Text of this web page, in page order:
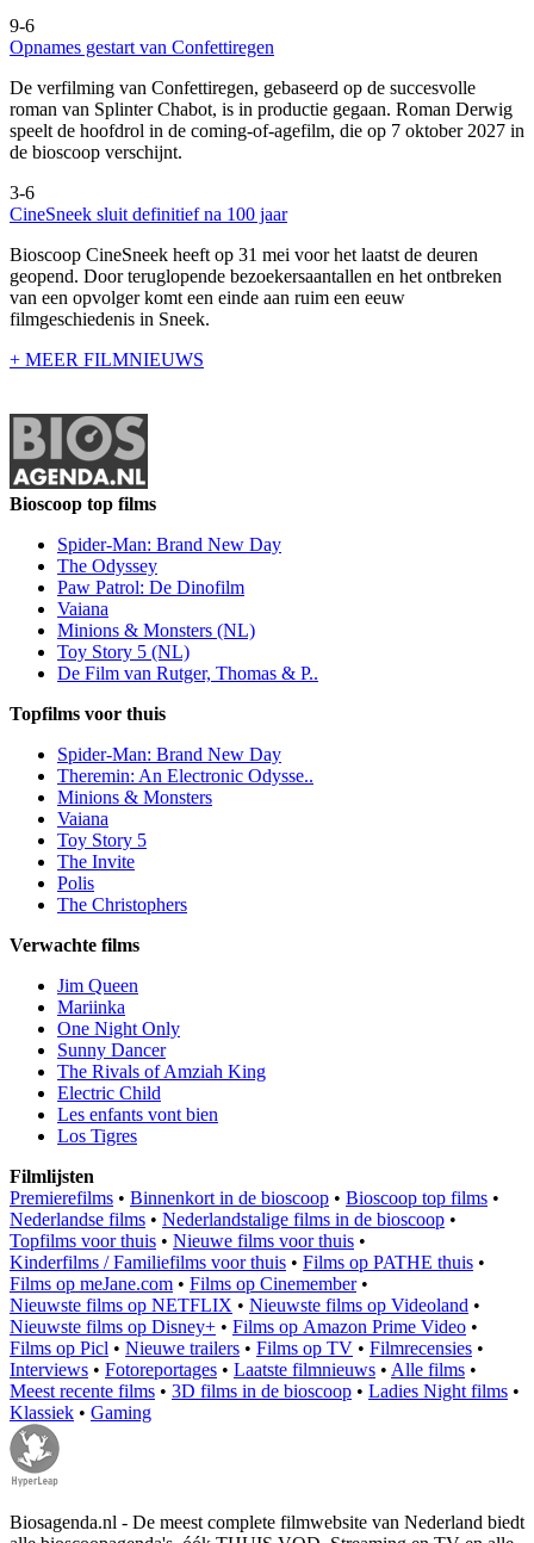
9-6
Opnames gestart van Confettiregen
De verfilming van Confettiregen, gebaseerd op de succesvolle
roman van Splinter Chabot, is in productie gegaan. Roman Derwig
speelt de hoofdrol in de coming-of-agefilm, die op 7 oktober 2027 in
de bioscoop verschijnt.
3-6
CineSneek sluit definitief na 100 jaar
Bioscoop CineSneek heeft op 31 mei voor het laatst de deuren
geopend. Door teruglopende bezoekersaantallen en het ontbreken
van een opvolger komt een einde aan ruim een eeuw
filmgeschiedenis in Sneek.
+ MEER FILMNIEUWS
Bioscoop top films
Spider-Man: Brand New Day
The Odyssey
Paw Patrol: De Dinofilm
Vaiana
Minions & Monsters (NL)
Toy Story 5 (NL)
De Film van Rutger, Thomas & P..
Topfilms voor thuis
Spider-Man: Brand New Day
Theremin: An Electronic Odysse..
Minions & Monsters
Vaiana
Toy Story 5
The Invite
Polis
The Christophers
Verwachte films
Jim Queen
Mariinka
One Night Only
Sunny Dancer
The Rivals of Amziah King
Electric Child
Les enfants vont bien
Los Tigres
Filmlijsten
Premierefilms • Binnenkort in de bioscoop • Bioscoop top films •
Nederlandse films • Nederlandstalige films in de bioscoop •
Topfilms voor thuis • Nieuwe films voor thuis •
Kinderfilms / Familiefilms voor thuis • Films op PATHE thuis •
Films op meJane.com • Films op Cinemember•
Nieuwste films op NETFLIX • Nieuwste films op Videoland •
Nieuwste films op Disney+ • Films op Amazon Prime Video •
Films op Picl • Nieuwe trailers • Films op TV • Filmrecensies •
Interviews • Fotoreportages • Laatste filmnieuws • Alle films •
Meest recente films • 3D films in de bioscoop • Ladies Night films •
Klassiek • Gaming
Biosagenda.nl - De meest complete filmwebsite van Nederland biedt